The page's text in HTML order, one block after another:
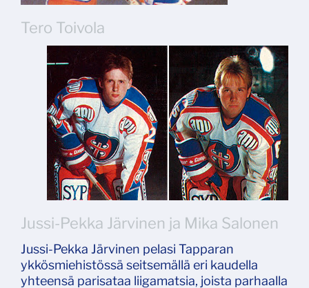
Tero Toivola
Jussi-Pekka Järvinen ja Mika Salonen
Jussi-Pekka Järvinen pelasi Tapparan
ykkösmiehistössä seitsemällä eri kaudella
yhteensä parisataa liigamatsia, joista parhaalla